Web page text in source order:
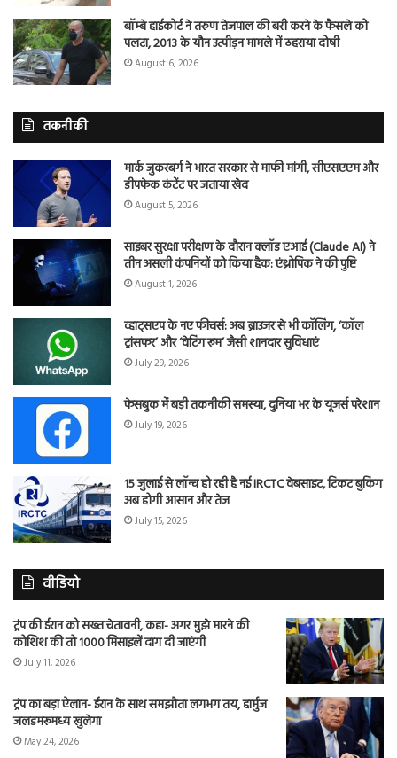
बॉम्बे हाईकोर्ट ने तरुण तेजपाल की बरी करने के फैसले को
पलटा, 2013 के यौन उत्पीड़न मामले में ठहराया दोषी
August 6, 2026
तकनीकी
मार्क जुकरबर्ग ने भारत सरकार से माफी मांगी, सीएसएएम और
डीपफेक कंटेंट पर जताया खेद
August 5, 2026
साइबर सुरक्षा परीक्षण के दौरान क्लॉड एआई (Claude AI) ने
तीन असली कंपनियों को किया हैक: एंथ्रोपिक ने की पुष्टि
August 1, 2026
व्हाट्सएप के नए फीचर्स: अब ब्राउजर से भी कॉलिंग, ‘कॉल
ट्रांसफर’ और ‘वेटिंग रूम’ जैसी शानदार सुविधाएं
July 29, 2026
फेसबुक में बड़ी तकनीकी समस्या, दुनिया भर के यूजर्स परेशान
July 19, 2026
15 जुलाई से लॉन्च हो रही है नई IRCTC वेबसाइट, टिकट बुकिंग
अब होगी आसान और तेज
July 15, 2026
वीडियो
ट्रंप की ईरान को सख्त चेतावनी, कहा- अगर मुझे मारने की
कोशिश की तो 1000 मिसाइलें दाग दी जाएंगी
July 11, 2026
ट्रंप का बड़ा ऐलान- ईरान के साथ समझौता लगभग तय, हार्मुज
जलडमरूमध्य खुलेगा
May 24, 2026